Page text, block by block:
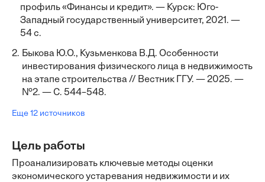
профиль «Финансы и кредит». — Курск: Юго-
Западный государственный университет, 2021. —
54 с.
2. Быкова Ю.О., Кузьменкова В.Д. Особенности
инвестирования физического лица в недвижимость
на этапе строительства // Вестник ГГУ. — 2025. —
№2. — С. 544–548.
Еще 12 источников
Цель работы
Проанализировать ключевые методы оценки
экономического устаревания недвижимости и их